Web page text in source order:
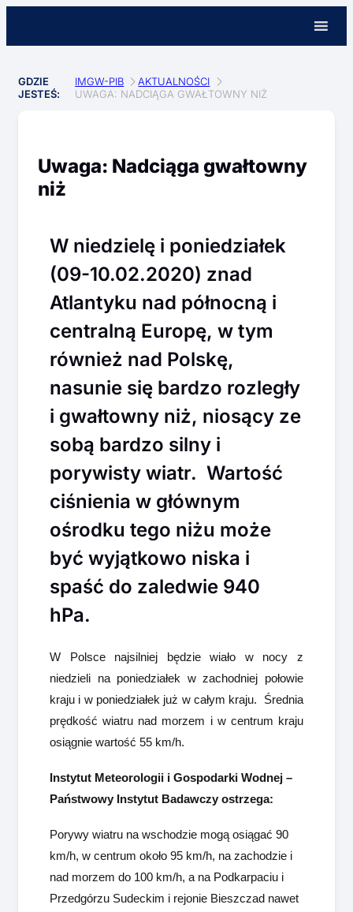
GDZIE
JESTEŚ:
IMGW-PIB
AKTUALNOŚCI
UWAGA: NADCIĄGA GWAŁTOWNY NIŻ
Uwaga: Nadciąga gwałtowny
niż
​​​​​​​W niedzielę i poniedziałek
(09-10.02.2020) znad
Atlantyku nad północną i
centralną Europę, w tym
również nad Polskę,
nasunie się bardzo rozległy
i gwałtowny niż, niosący ze
sobą bardzo silny i
porywisty wiatr. Wartość
ciśnienia w głównym
ośrodku tego niżu może
być wyjątkowo niska i
spaść do zaledwie 940
hPa.
W Polsce najsilniej będzie wiało w nocy z
niedzieli na poniedziałek w zachodniej połowie
kraju i w poniedziałek już w całym kraju. Średnia
prędkość wiatru nad morzem i w centrum kraju
osiągnie wartość 55 km/h.
Instytut Meteorologii i Gospodarki Wodnej –
Państwowy Instytut Badawczy ostrzega:
Porywy wiatru na wschodzie mogą osiągać 90
km/h, w centrum około 95 km/h, na zachodzie i
nad morzem do 100 km/h, a na Podkarpaciu i
Przedgórzu Sudeckim i rejonie Bieszczad nawet